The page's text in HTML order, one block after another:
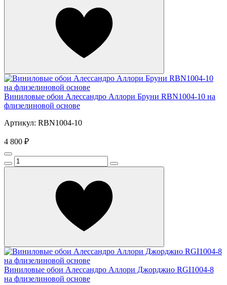
Виниловые обои Алессандро Аллори Бруни RBN1004-10 на
флизелиновой основе
Артикул: RBN1004-10
4 800 ₽
Виниловые обои Алессандро Аллори Джорджио RGI1004-8
на флизелиновой основе